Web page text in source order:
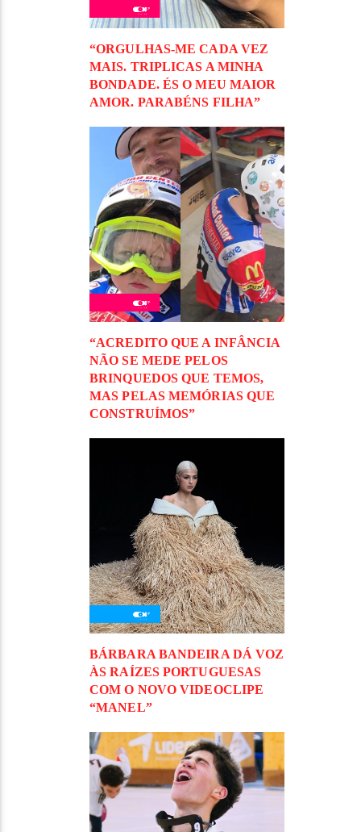
“ORGULHAS-ME CADA VEZ
MAIS. TRIPLICAS A MINHA
BONDADE. ÉS O MEU MAIOR
AMOR. PARABÉNS FILHA”
“ACREDITO QUE A INFÂNCIA
NÃO SE MEDE PELOS
BRINQUEDOS QUE TEMOS,
MAS PELAS MEMÓRIAS QUE
CONSTRUÍMOS”
BÁRBARA BANDEIRA DÁ VOZ
ÀS RAÍZES PORTUGUESAS
COM O NOVO VIDEOCLIPE
“MANEL”